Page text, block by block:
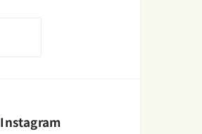
Instagram